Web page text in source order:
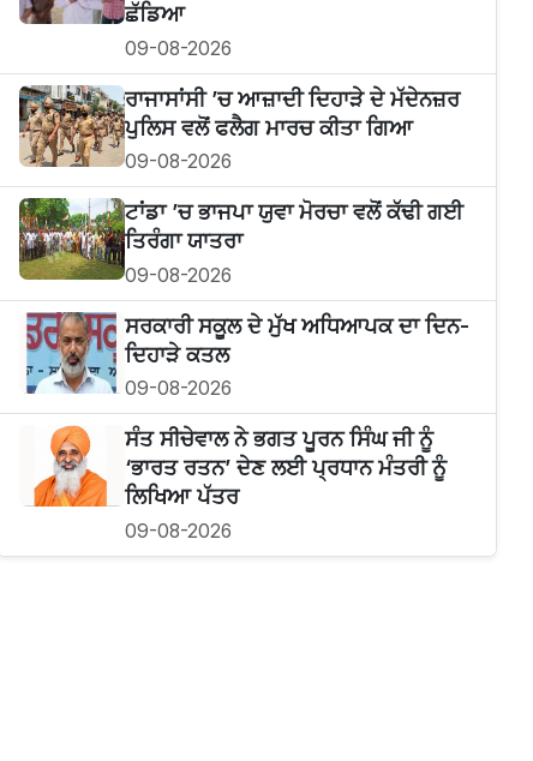
ਛੱਡਿਆ
09-08-2026
ਰਾਜਾਸਾਂਸੀ ’ਚ ਆਜ਼ਾਦੀ ਦਿਹਾੜੇ ਦੇ ਮੱਦੇਨਜ਼ਰ
ਪੁਲਿਸ ਵਲੋਂ ਫਲੈਗ ਮਾਰਚ ਕੀਤਾ ਗਿਆ
09-08-2026
ਟਾਂਡਾ ’ਚ ਭਾਜਪਾ ਯੁਵਾ ਮੋਰਚਾ ਵਲੋਂ ਕੱਢੀ ਗਈ
ਤਿਰੰਗਾ ਯਾਤਰਾ
09-08-2026
ਸਰਕਾਰੀ ਸਕੂਲ ਦੇ ਮੁੱਖ ਅਧਿਆਪਕ ਦਾ ਦਿਨ-
ਦਿਹਾੜੇ ਕਤਲ
09-08-2026
ਸੰਤ ਸੀਚੇਵਾਲ ਨੇ ਭਗਤ ਪੂਰਨ ਸਿੰਘ ਜੀ ਨੂੰ
‘ਭਾਰਤ ਰਤਨ’ ਦੇਣ ਲਈ ਪ੍ਰਧਾਨ ਮੰਤਰੀ ਨੂੰ
ਲਿਖਿਆ ਪੱਤਰ
09-08-2026